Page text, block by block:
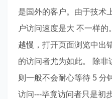
是国外的客户。由于技术
户访问速度是大 不一样
越慢，打开页面浏览中出
的访问者尤为如此。 除
则一般不会耐心等待 5 分
访问---毕竟访问者只是初